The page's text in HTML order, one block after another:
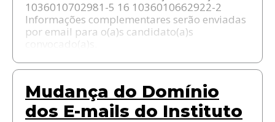
1036010702981-5 16 1036010662922-2
Informações complementares serão enviadas
por email para o(a)s candidato(a)s
Mudança do Domínio
dos E-mails do Instituto